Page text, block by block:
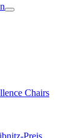
Chairs
Preis